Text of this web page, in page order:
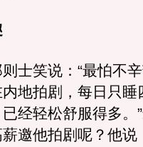
笑说：“最怕不辛
地拍剧，每日只睡
经轻松舒服得多。
邀他拍剧呢？他说